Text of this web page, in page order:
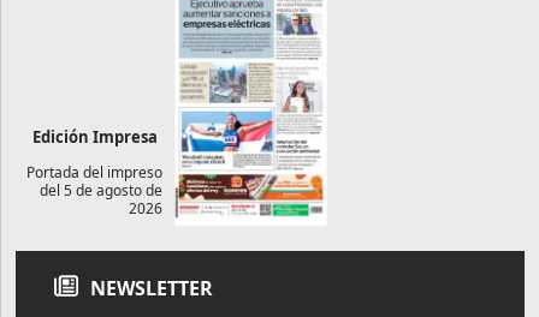
Edición Impresa
Portada del impreso
del 5 de agosto de
2026
NEWSLETTER